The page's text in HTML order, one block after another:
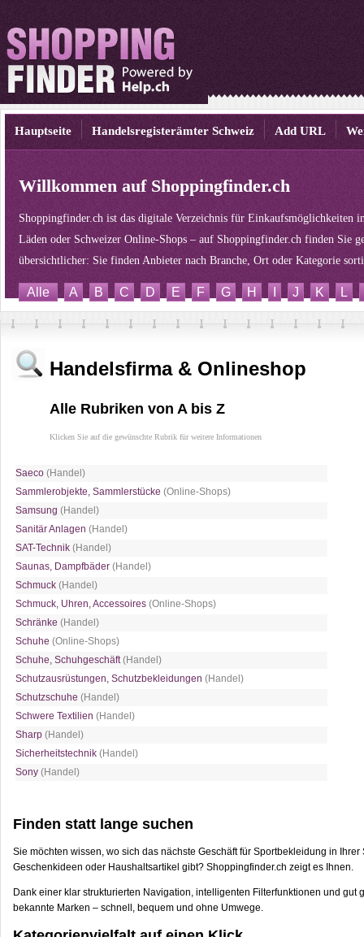
Hauptseite Handelsregisterämter Schweiz Add URL
Willkommen auf Shoppingfinder.ch
Shoppingfinder.ch ist das digitale Verzeichnis für Einkaufsmöglichkeiten
Läden oder Schweizer Online-Shops – auf Shoppingfinder.ch finden Sie
übersichtlicher: Sie finden Anbieter nach Branche, Ort oder Kategorie
Alle A B C D E F G H I J K L
Handelsfirma & Onlineshop
Alle Rubriken von A bis Z
Klicken Sie auf die gewünschte Rubrik für weitere Informationen
Saeco(Handel)
Sammlerobjekte, Sammlerstücke(Online-Shops)
Samsung(Handel)
Sanitär Anlagen(Handel)
SAT-Technik(Handel)
Saunas, Dampfbäder(Handel)
Schmuck(Handel)
Schmuck, Uhren, Accessoires(Online-Shops)
Schränke(Handel)
Schuhe(Online-Shops)
Schuhe, Schuhgeschäft(Handel)
Schutzausrüstungen, Schutzbekleidungen(Handel)
Schutzschuhe(Handel)
Schwere Textilien(Handel)
Sharp(Handel)
Sicherheitstechnik(Handel)
Sony(Handel)
Finden statt lange suchen
Sie möchten wissen, wo sich das nächste Geschäft für Sportbekleidung in
Geschenkideen oder Haushaltsartikel gibt? Shoppingfinder.ch zeigt es Ihnen.
Dank einer klar strukturierten Navigation, intelligenten Filterfunktionen und
bekannte Marken – schnell, bequem und ohne Umwege.